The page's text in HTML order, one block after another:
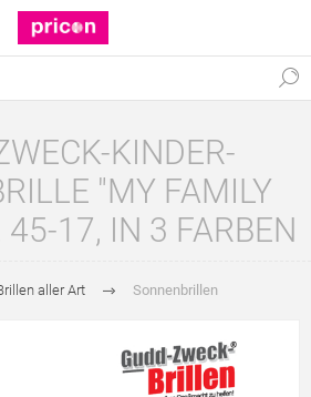
KINDER-
"MY FAMILY
45-17, IN 3 FARBEN
aller Art Sonnenbrillen